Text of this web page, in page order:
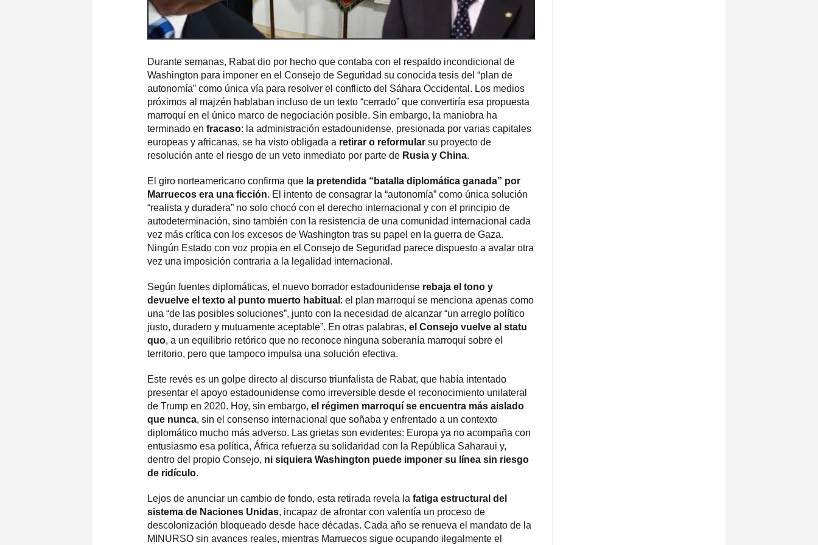
Durante semanas, Rabat dio por hecho que contaba con el respaldo incondicional de
Washington para imponer en el Consejo de Seguridad su conocida tesis del “plan de
autonomía” como única vía para resolver el conflicto del Sáhara Occidental. Los medios
próximos al majzén hablaban incluso de un texto “cerrado” que convertiría esa propuesta
marroquí en el único marco de negociación posible. Sin embargo, la maniobra ha
terminado en fracaso: la administración estadounidense, presionada por varias capitales
europeas y africanas, se ha visto obligada a retirar o reformular su proyecto de
resolución ante el riesgo de un veto inmediato por parte de Rusia y China.
El giro norteamericano confirma que la pretendida “batalla diplomática ganada” por
Marruecos era una ficción. El intento de consagrar la “autonomía” como única solución
“realista y duradera” no solo chocó con el derecho internacional y con el principio de
autodeterminación, sino también con la resistencia de una comunidad internacional cada
vez más crítica con los excesos de Washington tras su papel en la guerra de Gaza.
Ningún Estado con voz propia en el Consejo de Seguridad parece dispuesto a avalar otra
vez una imposición contraria a la legalidad internacional.
Según fuentes diplomáticas, el nuevo borrador estadounidense rebaja el tono y
devuelve el texto al punto muerto habitual : el plan marroquí se menciona apenas como
una “de las posibles soluciones”, junto con la necesidad de alcanzar “un arreglo político
justo, duradero y mutuamente aceptable”. En otras palabras, el Consejo vuelve al statu
quo, a un equilibrio retórico que no reconoce ninguna soberanía marroquí sobre el
territorio, pero que tampoco impulsa una solución efectiva.
Este revés es un golpe directo al discurso triunfalista de Rabat, que había intentado
presentar el apoyo estadounidense como irreversible desde el reconocimiento unilateral
de Trump en 2020. Hoy, sin embargo, el régimen marroquí se encuentra más aislado
que nunca, sin el consenso internacional que soñaba y enfrentado a un contexto
diplomático mucho más adverso. Las grietas son evidentes: Europa ya no acompaña con
entusiasmo esa política, África refuerza su solidaridad con la República Saharaui y,
dentro del propio Consejo, ni siquiera Washington puede imponer su línea sin riesgo
de ridículo.
Lejos de anunciar un cambio de fondo, esta retirada revela la fatiga estructural del
sistema de Naciones Unidas, incapaz de afrontar con valentía un proceso de
descolonización bloqueado desde hace décadas. Cada año se renueva el mandato de la
MINURSO sin avances reales, mientras Marruecos sigue ocupando ilegalmente el